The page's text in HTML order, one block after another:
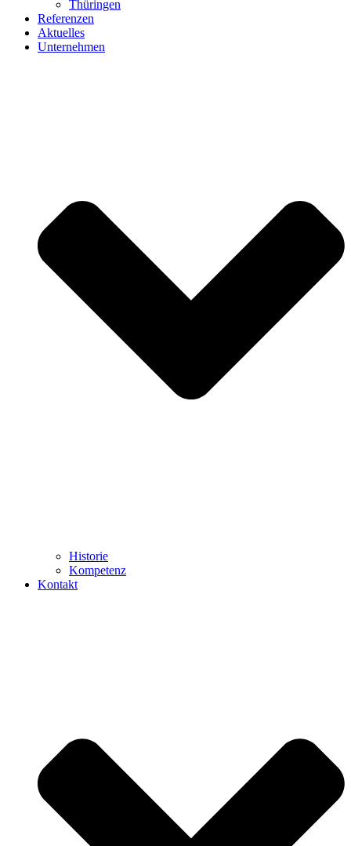
Thüringen
Referenzen
Aktuelles
Unternehmen
Historie
Kompetenz
Kontakt